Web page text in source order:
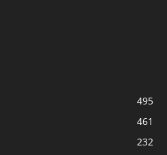
495
461
232